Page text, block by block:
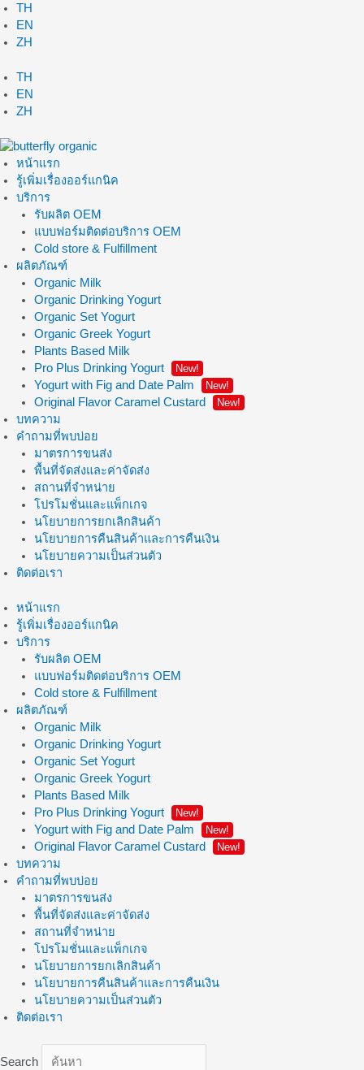
Skip
to
content
TH
EN
ZH
TH
EN
ZH
หน้าแรก
รู้เพิ่มเรื่องออร์แกนิค
บริการ
รับผลิต OEM
แบบฟอร์มติดต่อบริการ OEM
Cold store & Fulfillment
ผลิตภัณฑ์
Organic Milk
Organic Drinking Yogurt
Organic Set Yogurt
Organic Greek Yogurt
Plants Based Milk
Pro Plus Drinking Yogurt
New!
Yogurt with Fig and Date Palm New!
Original Flavor Caramel Custard New!
บทความ
คำถามที่พบบ่อย
มาตรการขนส่ง
พื้นที่จัดส่งและค่าจัดส่ง
สถานที่จำหน่าย
โปรโมชั่นและแพ็กเกจ
นโยบายการยกเลิกสินค้า
นโยบายการคืนสินค้าและการคืนเงิน
นโยบายความเป็นส่วนตัว
ติดต่อเรา
หน้าแรก
รู้เพิ่มเรื่องออร์แกนิค
บริการ
รับผลิต OEM
แบบฟอร์มติดต่อบริการ OEM
Cold store & Fulfillment
ผลิตภัณฑ์
Organic Milk
Organic Drinking Yogurt
Organic Set Yogurt
Organic Greek Yogurt
Plants Based Milk
Pro Plus Drinking Yogurt
New!
Yogurt with Fig and Date Palm New!
Original Flavor Caramel Custard New!
บทความ
คำถามที่พบบ่อย
มาตรการขนส่ง
พื้นที่จัดส่งและค่าจัดส่ง
สถานที่จำหน่าย
โปรโมชั่นและแพ็กเกจ
นโยบายการยกเลิกสินค้า
นโยบายการคืนสินค้าและการคืนเงิน
นโยบายความเป็นส่วนตัว
ติดต่อเรา
Search